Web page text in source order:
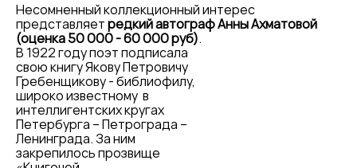
Несомненный коллекционный интерес
представляетредкий автограф Анны Ахматовой
(оценка 50 000 - 60 000 руб).
В 1922 году поэт подписала
свою книгу Якову Петровичу
Гребенщикову - библиофилу,
широко известному в
интеллигентских кругах
Петербурга – Петрограда –
Ленинграда. За ним
закрепилось прозвище